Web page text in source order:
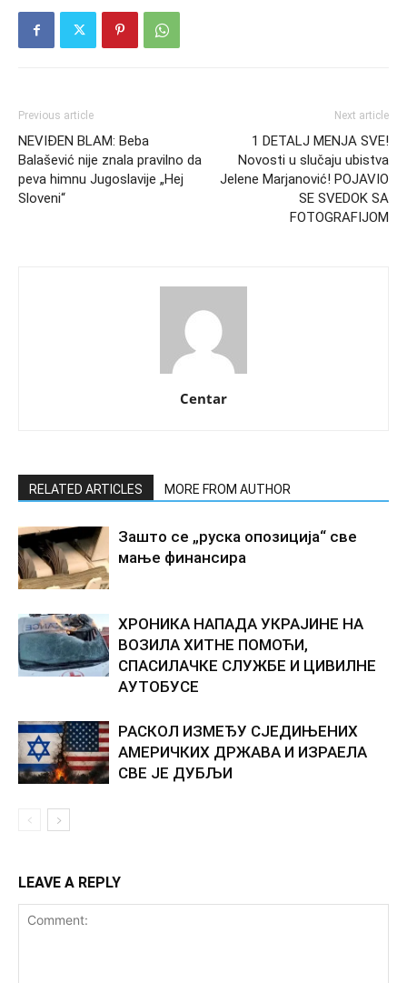
Previous article
NEVIĐEN BLAM: Beba
Balašević nije znala pravilno da
peva himnu Jugoslavije „Hej
Sloveni“
Next article
1 DETALJ MENJA SVE!
Novosti u slučaju ubistva
Jelene Marjanović! POJAVIO
SE SVEDOK SA
FOTOGRAFIJOM
Centar
RELATED ARTICLES MORE FROM AUTHOR
Зашто се „руска опозиција“ све
мање финансира
ХРОНИКА НАПАДА УКРАЈИНЕ НА
ВОЗИЛА ХИТНЕ ПОМОЋИ,
СПАСИЛАЧКЕ СЛУЖБЕ И ЦИВИЛНЕ
АУТОБУСЕ
РАСКОЛ ИЗМЕЂУ СЈЕДИЊЕНИХ
АМЕРИЧКИХ ДРЖАВА И ИЗРАЕЛА
СВЕ ЈЕ ДУБЉИ
LEAVE A REPLY